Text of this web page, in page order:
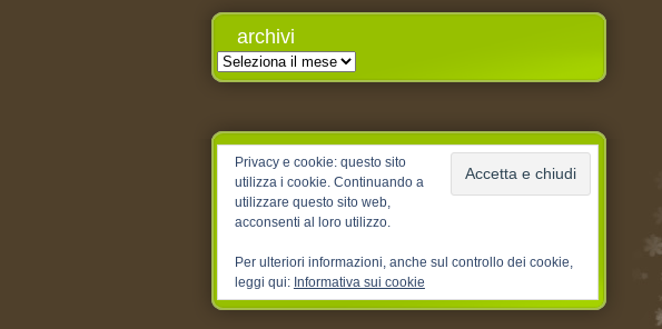
archivi
Archivi
Privacy e cookie: questo sito
utilizza i cookie. Continuando a
utilizzare questo sito web,
acconsenti al loro utilizzo.
Per ulteriori informazioni, anche sul controllo dei cookie,
leggi qui: Informativa sui cookie